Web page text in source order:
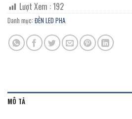
Lượt Xem :192
Danh mục: ĐÈN LED PHA
MÔ TẢ